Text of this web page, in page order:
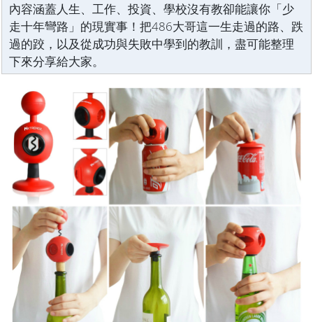
內容涵蓋人生、工作、投資、學校沒有教卻能讓你「少
走十年彎路」的現實事！把486大哥這一生走過的路、跌
過的跤，以及從成功與失敗中學到的教訓，盡可能整理
下來分享給大家。